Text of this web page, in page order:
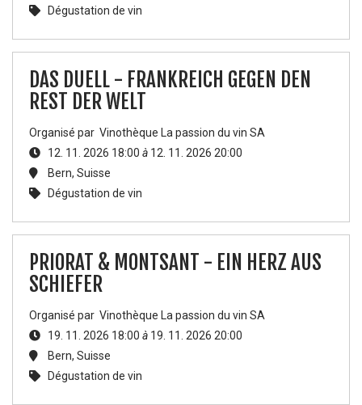
Dégustation de vin
DAS DUELL - FRANKREICH GEGEN DEN
REST DER WELT
Organisé par Vinothèque La passion du vin SA
12. 11. 2026 18:00 à 12. 11. 2026 20:00
Bern, Suisse
Dégustation de vin
PRIORAT & MONTSANT - EIN HERZ AUS
SCHIEFER
Organisé par Vinothèque La passion du vin SA
19. 11. 2026 18:00 à 19. 11. 2026 20:00
Bern, Suisse
Dégustation de vin